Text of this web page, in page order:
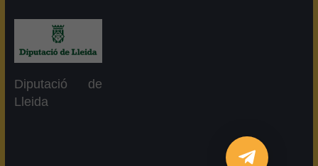
Diputació de
Lleida